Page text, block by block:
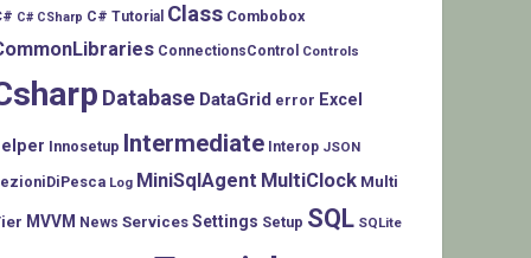
C# CSharp C# Tutorial Class Combobox
ConnectionsControl Controls
Database DataGrid error Excel
Innosetup Intermediate Interop JSON
Log MiniSqlAgent MultiClock Multi
MVVM News Services Settings Setup SQL SQLite